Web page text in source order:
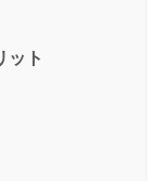
ット